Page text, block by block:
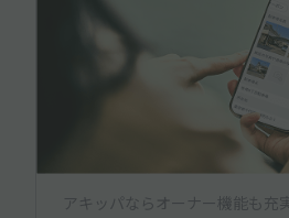
アキッパならオーナー機能も充実